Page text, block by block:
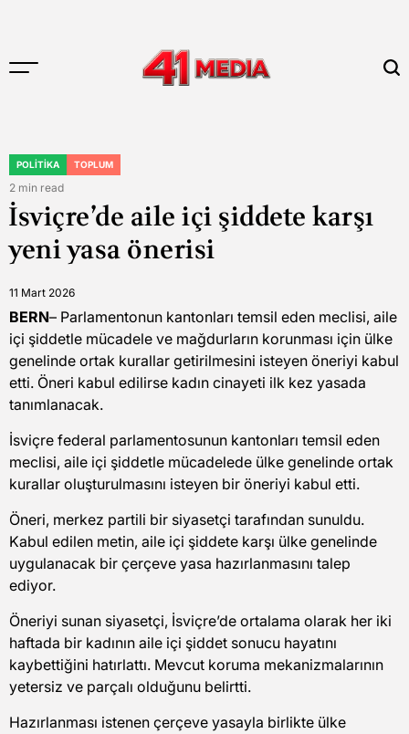
to
POSTED
IN
POLITIKA TOPLUM
Estimated
read
time
2 min read
İsviçre’de aile içi şiddete karşı
yeni yasa önerisi
11 Mart 2026
BERN– Parlamentonun kantonları temsil eden meclisi, aile
içi şiddetle mücadele ve mağdurların korunması için ülke
genelinde ortak kurallar getirilmesini isteyen öneriyi kabul
etti. Öneri kabul edilirse kadın cinayeti ilk kez yasada
tanımlanacak.
İsviçre federal parlamentosunun kantonları temsil eden
meclisi, aile içi şiddetle mücadelede ülke genelinde ortak
kurallar oluşturulmasını isteyen bir öneriyi kabul etti.
Öneri, merkez partili bir siyasetçi tarafından sunuldu.
Kabul edilen metin, aile içi şiddete karşı ülke genelinde
uygulanacak bir çerçeve yasa hazırlanmasını talep
ediyor.
Öneriyi sunan siyasetçi, İsviçre’de ortalama olarak her iki
haftada bir kadının aile içi şiddet sonucu hayatını
kaybettiğini hatırlattı. Mevcut koruma mekanizmalarının
yetersiz ve parçalı olduğunu belirtti.
Hazırlanması istenen çerçeve yasayla birlikte ülke